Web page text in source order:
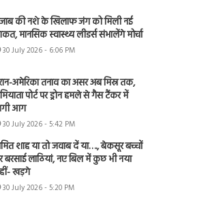
की नशे के खिलाफ जंग को मिली नई
मानसिक स्वास्थ्य लीडर्स संभालेंगे मोर्चा
30 July 2026 - 6:06 PM
अमेरिका तनाव का असर अब मिस्र तक,
पोर्ट पर ड्रोन हमले से गैस टैंकर में
आग
30 July 2026 - 5:42 PM
शाह या तो जवाब दें या…., बेकसूर बच्चों
बरसाई लाठियां, नए बिल में कुछ भी नया
खड़गे
30 July 2026 - 5:20 PM